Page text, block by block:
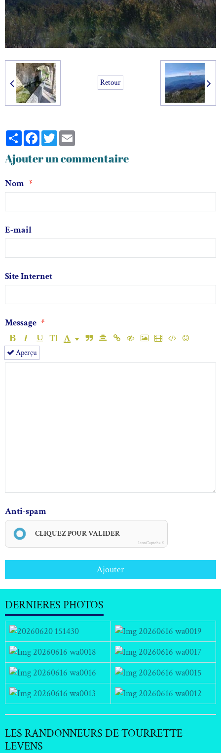
Retour
PartagerFacebook
Twitter
Ajouter un commentaire
Nom
E-mail
Site Internet
Message
Aperçu
Anti-spam
CLIQUEZ POUR VALIDER
IconCaptcha ©
Ajouter
DERNIERES PHOTOS
LES RANDONNEURS DE TOURRETTE-
LEVENS